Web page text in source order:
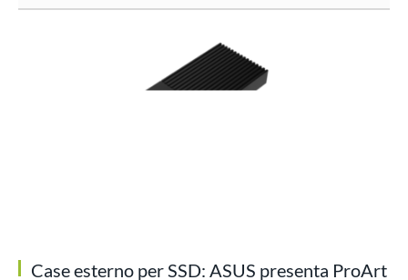
Case esterno per SSD: ASUS presenta ProArt